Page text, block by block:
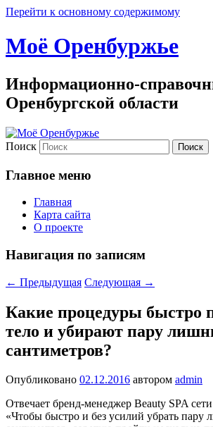
Перейти к основному содержимому
Моё Оренбуржье
Информационно-
Оренбургской области
Поиск
Главное меню
Главная
Карта сайта
О проекте
Навигация по записям
← Предыдущая Следующая →
Какие процедуры быстро
тело и убирают пару
сантиметров?
Опубликовано 02.12.2016 автором admin
Отвечает бренд-менеджер Beauty SPA
«Чтобы быстро и без уси­лий убрать пару